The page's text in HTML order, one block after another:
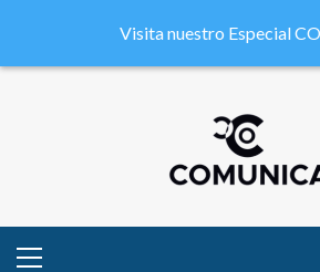
Visita nuestro Especial